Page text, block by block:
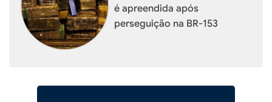
é apreendida após
perseguição na BR-153